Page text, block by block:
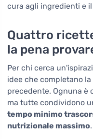
cura agli ingredienti e
Quattro
la pena
Per chi cerca
idee che completano
precedente. Ognuna è
ma tutte condividono
tempo minimo
nutrizionale massimo.